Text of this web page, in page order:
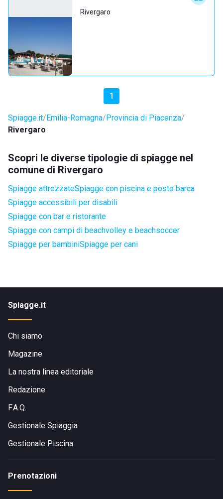
Rivergaro
1
Spiagge.it Emilia-Romagna Provincia di Piacenza
Rivergaro
Scopri le diverse tipologie di spiagge nel
comune di Rivergaro
Spiagge attrezzateSpiagge con piscina e posto barca
Spiagge accessibili per disabili
Spiagge con bar e ristorante
Spiagge con campi di beachvolley e beachsoccer
Spiagge per bambiniSpiagge per cani
Spiagge.it
Chi siamo
Magazine
La nostra linea editoriale
Redazione
F.A.Q.
Gestionale Spiaggia
Gestionale Piscina
Prenotazioni